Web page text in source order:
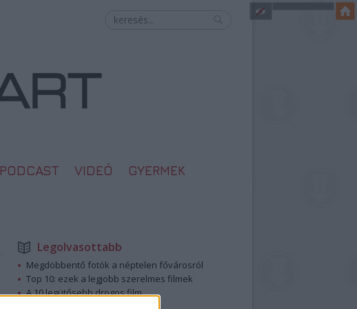
PODCAST VIDEÓ GYERMEK
Legolvasottabb
Megdöbbentő fotók a néptelen fővárosról
Top 10: ezek a legjobb szerelmes filmek
A 10 legütősebb drogos film